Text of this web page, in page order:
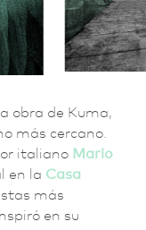
obra de Kuma,
más cercano.
italiano Mario
en la Casa
más
en su